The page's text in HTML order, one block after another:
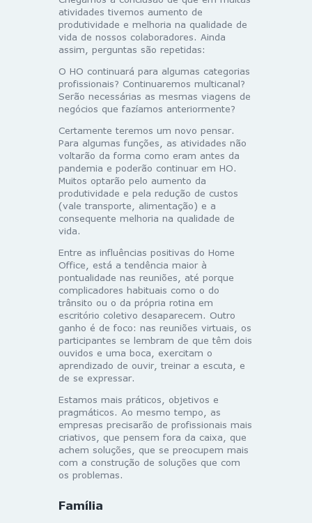
atividades tivemos aumento de
produtividade e melhoria na qualidade de
vida de nossos colaboradores. Ainda
assim, perguntas são repetidas:
O HO continuará para algumas categorias
profissionais? Continuaremos multicanal?
Serão necessárias as mesmas viagens de
negócios que fazíamos anteriormente?
Certamente teremos um novo pensar.
Para algumas funções, as atividades não
voltarão da forma como eram antes da
pandemia e poderão continuar em HO.
Muitos optarão pelo aumento da
produtividade e pela redução de custos
(vale transporte, alimentação) e a
consequente melhoria na qualidade de
vida.
Entre as influências positivas do Home
Office, está a tendência maior à
pontualidade nas reuniões, até porque
complicadores habituais como o do
trânsito ou o da própria rotina em
escritório coletivo desaparecem. Outro
ganho é de foco: nas reuniões virtuais, os
participantes se lembram de que têm dois
ouvidos e uma boca, exercitam o
aprendizado de ouvir, treinar a escuta, e
de se expressar.
Estamos mais práticos, objetivos e
pragmáticos. Ao mesmo tempo, as
empresas precisarão de profissionais mais
criativos, que pensem fora da caixa, que
achem soluções, que se preocupem mais
com a construção de soluções que com
os problemas.
Família